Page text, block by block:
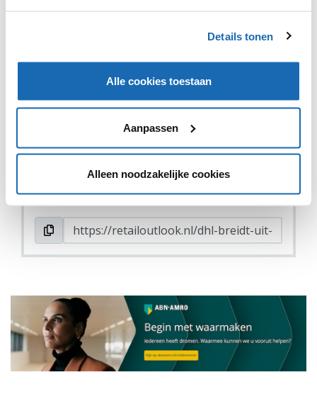
Details tonen
Alle cookies toestaan
Aanpassen
Alleen noodzakelijke cookies
VIND IK LEUK VIND IK LEUK
DEEL DIT IN JOUW NETWERK